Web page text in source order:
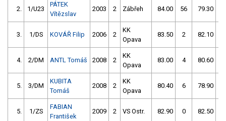
2. 1/U23
PÁTEK
Vítězslav
2003 2 Zábřeh 84.00 56 79.30
3. 1/DS KOVÁŘ Filip 2006 2
KK
Opava
83.50 2 82.10
4. 2/DM ANTL Tomáš 2008 2
KK
Opava
83.00 4 80.60
5. 3/DM
KUBITA
Tomáš
2008 2
KK
Opava
80.40 6 78.90
5. 1/ZS
FABIAN
František
2009 2 VS Ostr. 82.90 0 82.50